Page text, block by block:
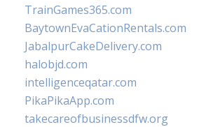
TrainGames365.com
BaytownEvaCationRentals.com
JabalpurCakeDelivery.com
halobjd.com
intelligenceqatar.com
PikaPikaApp.com
takecareofbusinessdfw.org